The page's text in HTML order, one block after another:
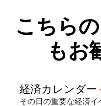
こちら
もお
その日の重要な経済